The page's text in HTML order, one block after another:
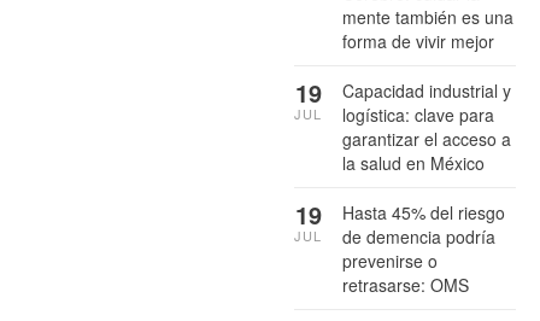
mente también es una
forma de vivir mejor
Capacidad industrial y
logística: clave para
garantizar el acceso a
la salud en México
19
JUL
Hasta 45% del riesgo
de demencia podría
prevenirse o
retrasarse: OMS
19
JUL